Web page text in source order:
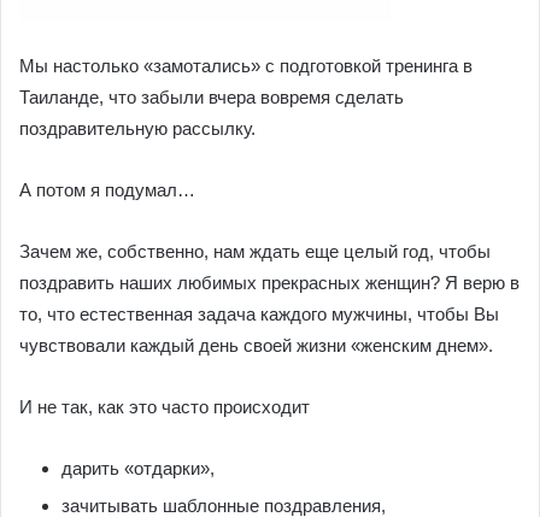
Мы настолько «замотались» с подготовкой тренинга в
Таиланде, что забыли вчера вовремя сделать
поздравительную рассылку.
А потом я подумал…
Зачем же, собственно, нам ждать еще целый год, чтобы
поздравить наших любимых прекрасных женщин? Я верю в
то, что естественная задача каждого мужчины, чтобы Вы
чувствовали каждый день своей жизни «женским днем».
И не так, как это часто происходит
дарить «отдарки»,
зачитывать шаблонные поздравления,